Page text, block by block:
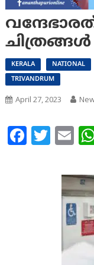
ചിത്രങ്ങള്‍
KERALA NATIONAL
TRIVANDRUM
April 27, 2023